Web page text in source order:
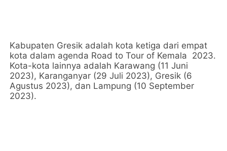
Kabupaten Gresik adalah kota ketiga dari empat
kota dalam agenda Road to Tour of Kemala 2023.
Kota-kota lainnya adalah Karawang (11 Juni
2023), Karanganyar (29 Juli 2023), Gresik (6
Agustus 2023), dan Lampung (10 September
2023).